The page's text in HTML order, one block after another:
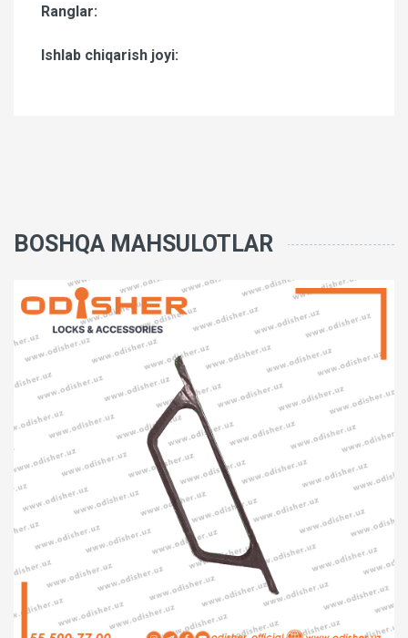
Ranglar:
Ishlab chiqarish joyi:
BOSHQA MAHSULOTLAR